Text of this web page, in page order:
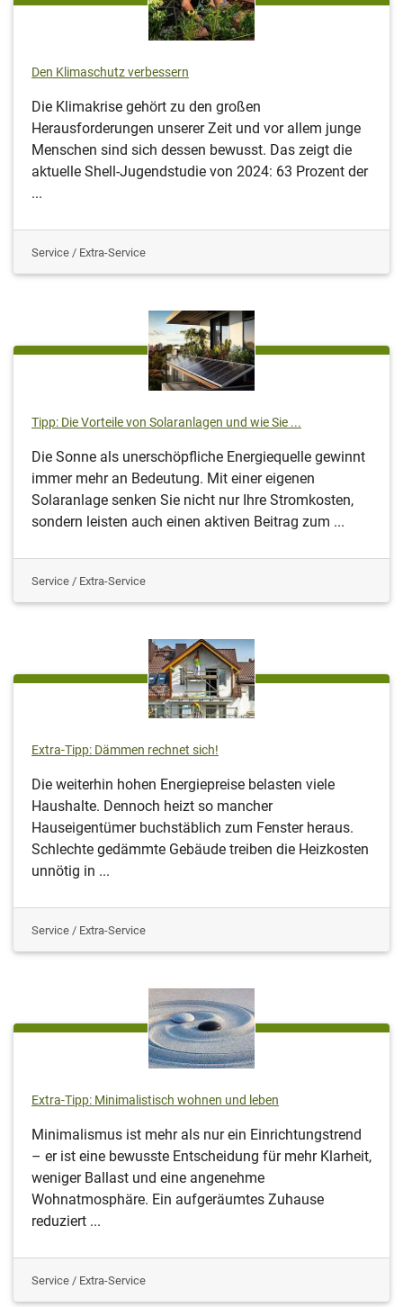
Den Klimaschutz verbessern
Die Klimakrise gehört zu den großen
Herausforderungen unserer Zeit und vor allem junge
Menschen sind sich dessen bewusst. Das zeigt die
aktuelle Shell-Jugendstudie von 2024: 63 Prozent der
...
Service / Extra-Service
Tipp: Die Vorteile von Solaranlagen und wie Sie ...
Die Sonne als unerschöpfliche Energiequelle gewinnt
immer mehr an Bedeutung. Mit einer eigenen
Solaranlage senken Sie nicht nur Ihre Stromkosten,
sondern leisten auch einen aktiven Beitrag zum ...
Service / Extra-Service
Extra-Tipp: Dämmen rechnet sich!
Die weiterhin hohen Energiepreise belasten viele
Haushalte. Dennoch heizt so mancher
Hauseigentümer buchstäblich zum Fenster heraus.
Schlechte gedämmte Gebäude treiben die Heizkosten
unnötig in ...
Service / Extra-Service
Extra-Tipp: Minimalistisch wohnen und leben
Minimalismus ist mehr als nur ein Einrichtungstrend
– er ist eine bewusste Entscheidung für mehr Klarheit,
weniger Ballast und eine angenehme
Wohnatmosphäre. Ein aufgeräumtes Zuhause
reduziert ...
Service / Extra-Service